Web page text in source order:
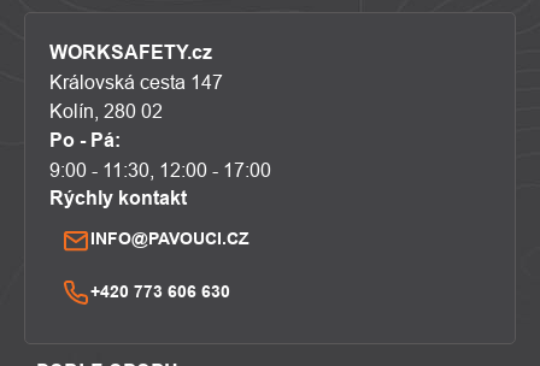
WORKSAFETY.cz
Královská cesta 147
Kolín, 280 02
Po - Pá:
9:00 - 11:30, 12:00 - 17:00
Rýchly kontakt
INFO@PAVOUCI.CZ
+420 773 606 630